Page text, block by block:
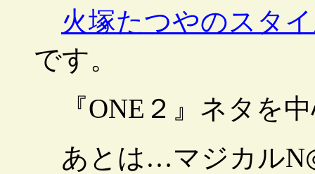
火塚たつやのスタ
です。
『ONE２』ネタを
あとは…マジカル